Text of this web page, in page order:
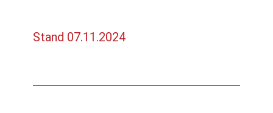
Stand 07.11.2024